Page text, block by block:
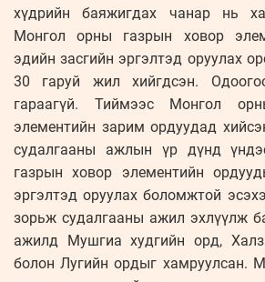
хүдрийн баяжигдах чанар нь
Монгол орны газрын ховор
эдийн засгийн эргэлтэд оруулах
30 гаруй жил хийгдсэн.
гараагүй. Тиймээс Монгол
элементийн зарим ордуудад
судалгааны ажлын үр дүнд
газрын ховор элементийн
эргэлтэд оруулах боломжтой
зорьж судалгааны ажил эхлүүлж
ажилд Мушгиа худгийн орд,
болон Лугийн ордыг хамруулсан.